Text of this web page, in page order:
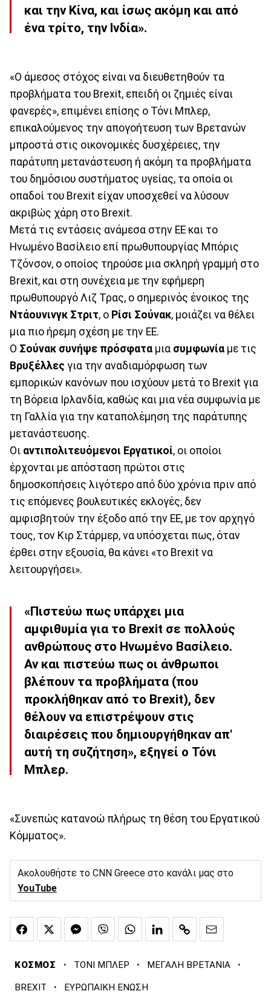
και την Κίνα, και ίσως ακόμη και από
ένα τρίτο, την Ινδία».
«Ο άμεσος στόχος είναι να διευθετηθούν τα
προβλήματα του Brexit, επειδή οι ζημιές είναι
φανερές», επιμένει επίσης ο Τόνι Μπλερ,
επικαλούμενος την απογοήτευση των Βρετανών
μπροστά στις οικονομικές δυσχέρειες, την
παράτυπη μετανάστευση ή ακόμη τα προβλήματα
του δημόσιου συστήματος υγείας, τα οποία οι
οπαδοί του Brexit είχαν υποσχεθεί να λύσουν
ακριβώς χάρη στο Brexit.
Μετά τις εντάσεις ανάμεσα στην ΕΕ και το
Ηνωμένο Βασίλειο επί πρωθυπουργίας Μπόρις
Τζόνσον, ο οποίος τηρούσε μια σκληρή γραμμή στο
Brexit, και στη συνέχεια με την εφήμερη
πρωθυπουργό Λιζ Τρας, ο σημερινός ένοικος της
Ντάουνινγκ Στριτ, ο Ρίσι Σούνακ, μοιάζει να θέλει
μια πιο ήρεμη σχέση με την ΕΕ.
Ο Σούνακ συνήψε πρόσφατα μια συμφωνία με τις
Βρυξέλλες για την αναδιαμόρφωση των
εμπορικών κανόνων που ισχύουν μετά το Brexit για
τη Βόρεια Ιρλανδία, καθώς και μια νέα συμφωνία με
τη Γαλλία για την καταπολέμηση της παράτυπης
μετανάστευσης.
Οι αντιπολιτευόμενοι Εργατικοί, οι οποίοι
έρχονται με απόσταση πρώτοι στις
δημοσκοπήσεις λιγότερο από δύο χρόνια πριν από
τις επόμενες βουλευτικές εκλογές, δεν
αμφισβητούν την έξοδο από την ΕΕ, με τον αρχηγό
τους, τον Κιρ Στάρμερ, να υπόσχεται πως, όταν
έρθει στην εξουσία, θα κάνει «το Brexit να
λειτουργήσει».
«Πιστεύω πως υπάρχει μια
αμφιθυμία για το Brexit σε πολλούς
ανθρώπους στο Ηνωμένο Βασίλειο.
Αν και πιστεύω πως οι άνθρωποι
βλέπουν τα προβλήματα (που
προκλήθηκαν από το Brexit), δεν
θέλουν να επιστρέψουν στις
διαιρέσεις που δημιουργήθηκαν απ'
αυτή τη συζήτηση», εξηγεί ο Τόνι
Μπλερ.
«Συνεπώς κατανοώ πλήρως τη θέση του Εργατικού
Κόμματος».
Ακολουθήστε το CNN Greece στο κανάλι μας στο
YouTube
ΚΟΣΜΟΣ · ΤΟΝΙ ΜΠΛΕΡ · ΜΕΓΑΛΗ ΒΡΕΤΑΝΙΑ ·
BREXIT · ΕΥΡΩΠΑΙΚΗ ΕΝΩΣΗ